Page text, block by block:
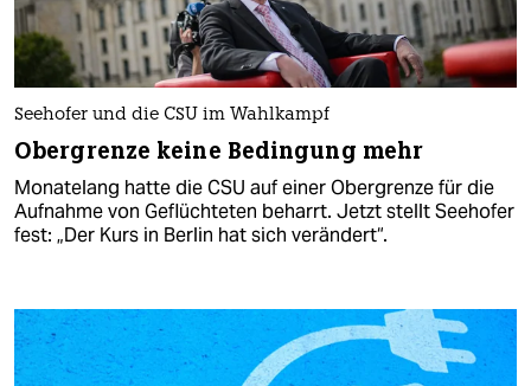
Seehofer und die CSU im Wahlkampf
Obergrenze keine Bedingung mehr
Monatelang hatte die CSU auf einer Obergrenze für die
Aufnahme von Geflüchteten beharrt. Jetzt stellt Seehofer
fest: „Der Kurs in Berlin hat sich verändert“.